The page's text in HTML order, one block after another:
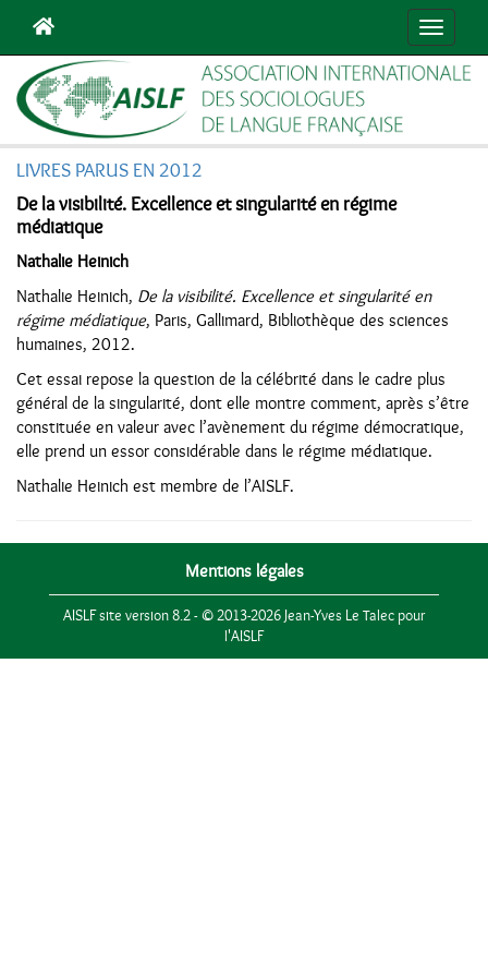
LIVRES PARUS EN 2012
De la visibilité. Excellence et singularité en régime
médiatique
Nathalie Heinich
Nathalie Heinich, De la visibilité. Excellence et singularité en
régime médiatique, Paris, Gallimard, Bibliothèque des sciences
humaines, 2012.
Cet essai repose la question de la célébrité dans le cadre plus
général de la singularité, dont elle montre comment, après s’être
constituée en valeur avec l’avènement du régime démocratique,
elle prend un essor considérable dans le régime médiatique.
Nathalie Heinich est membre de l’AISLF.
Mentions légales
AISLF site version 8.2 - © 2013-2026 Jean-Yves Le Talec pour
l'AISLF